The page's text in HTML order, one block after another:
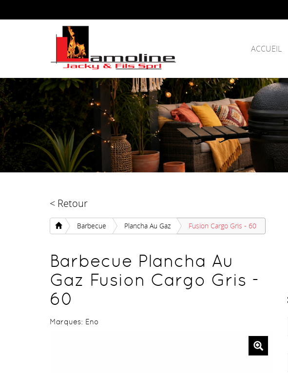
ACCUEIL
< Retour
Barbecue Plancha Au Gaz Fusion Cargo Gris - 60
Barbecue Plancha Au
Gaz Fusion Cargo Gris -
60
Marques: Eno